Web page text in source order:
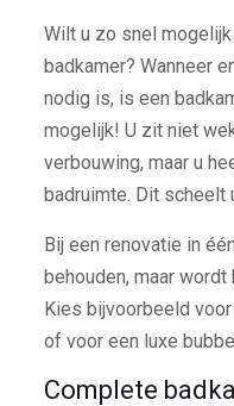
Wilt u zo snel
badkamer? Wanneer
nodig is, is een
mogelijk! U zit niet
verbouwing, maar u
badruimte. Dit scheelt
Bij een renovatie in
behouden, maar
Kies bijvoorbeeld
of voor een luxe
Complete